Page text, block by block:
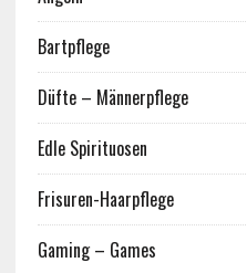
Bartpflege
Düfte – Männerpflege
Edle Spirituosen
Frisuren-Haarpflege
Gaming – Games